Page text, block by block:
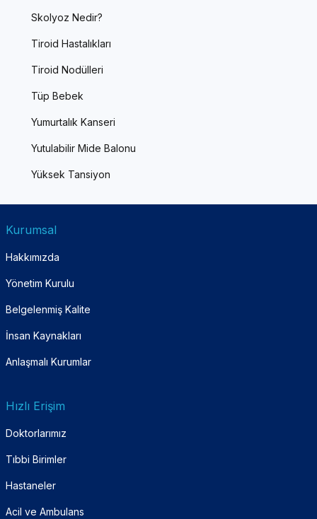
Skolyoz Nedir?
Tiroid Hastalıkları
Tiroid Nodülleri
Tüp Bebek
Yumurtalık Kanseri
Yutulabilir Mide Balonu
Yüksek Tansiyon
Kurumsal
Hakkımızda
Yönetim Kurulu
Belgelenmiş Kalite
İnsan Kaynakları
Anlaşmalı Kurumlar
Hızlı Erişim
Doktorlarımız
Tıbbi Birimler
Hastaneler
Acil ve Ambulans